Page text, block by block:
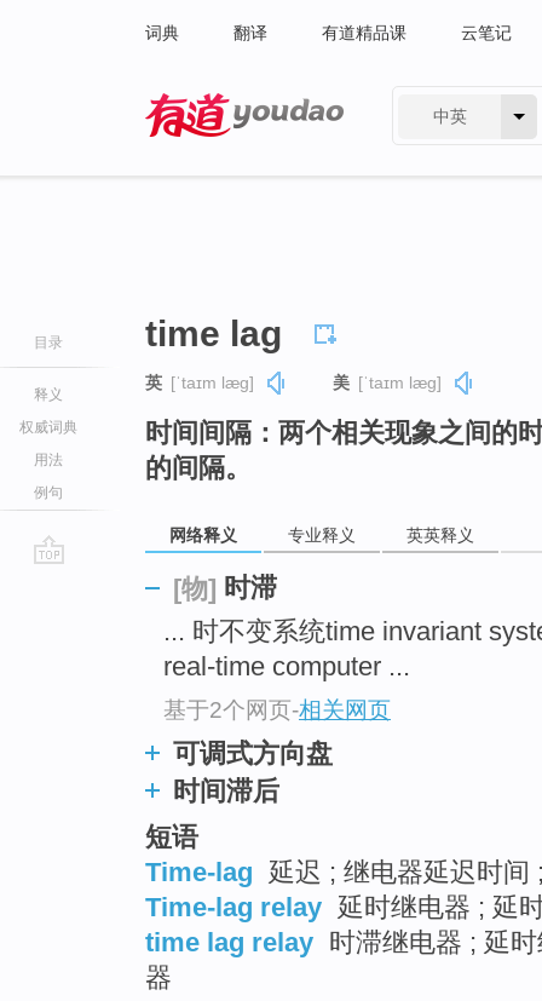
词典 翻译 有道精品课 云笔记
中英
目录
释义
权威词典
用法
例句
time lag
英 [ˈtaɪm læɡ] 美 [ˈtaɪm læɡ]
时间间隔：两个相关现象之间的
的间隔。
网络释义 专业释义 英英释义
[物] 时滞
... 时不变系统time invariant
real-time computer ...
基于2个网页-相关网页
可调式方向盘
时间滞后
短语
Time-lag 延迟 ; 继电器延迟时间
Time-lag relay 延时继电器 ; 延
time lag relay 时滞继电器 ; 延
器